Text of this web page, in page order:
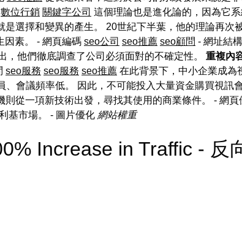
數位行銷 關鍵字公司 這個理論也是進化論的，因為它
是選擇和變異的產生。 20世紀下半葉，他的理論再次
因素。 - 網頁編碼 seo公司 seo推薦 seo顧問 - 網址結構
他們徹底調查了公司必須面對的不確定性。 重複內
seo服務 seo服務 seo推薦 在此背景下，中小企業成為
會議頻率低。 因此，不可能投入大量資金購買視訊
則從一項新技術出發，尋找其使用的商業條件。 - 網頁
基市場。 - 圖片優化 網站權重
Increase in Traffic - 反